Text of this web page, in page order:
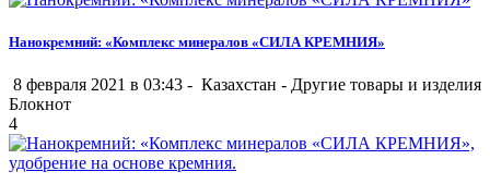
Нанокремний: «Комплекс минералов «СИЛА КРЕМНИЯ»
8 февраля 2021 в 03:43 - Казахстан - Другие товары и изделия
Блокнот
4